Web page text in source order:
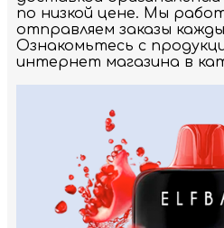
по низкой цене. Мы
отправляем заказы
Ознакомьтесь с
интернет магазина в